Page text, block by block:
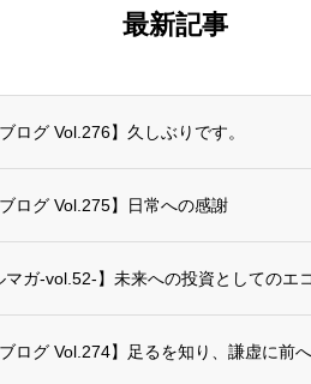
最新記事
ブログ Vol.276】久しぶりです。
ブログ Vol.275】日常への感謝
マガ-vol.52-】未来への投資としてのエ
ブログ Vol.274】足るを知り、謙虚に前へ